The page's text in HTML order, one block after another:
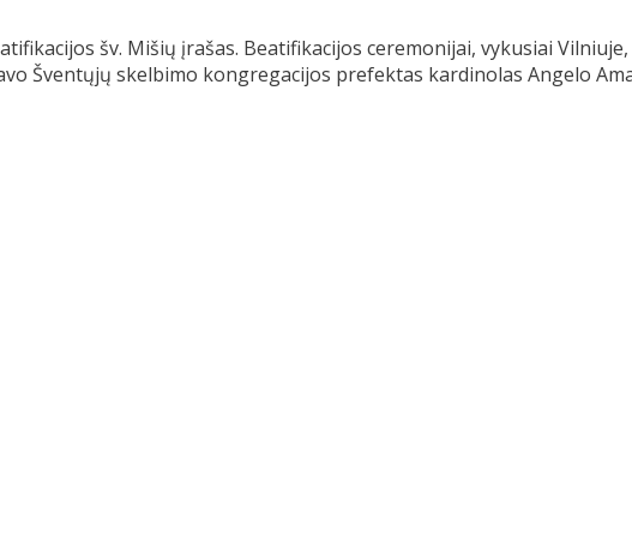
šv. Mišių įrašas. Beatifikacijos ceremonijai, vykusiai Vilniuje,
Šventųjų skelbimo kongregacijos prefektas kardinolas Angelo